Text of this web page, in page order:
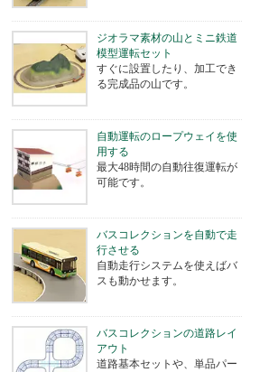
ジオラマ素材の山とミニ鉄道
模型運転セット
すぐに設置したり、加工でき
る完成品の山です。
自動運転のロープウェイを使
用する
最大48時間の自動往復運転が
可能です。
バスコレクションを自動で走
行させる
自動走行システムを使えばバ
スも動かせます。
バスコレクションの道路レイ
アウト
道路基本セットや、単品パー